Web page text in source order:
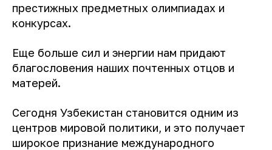
престижных предметных олимпиадах и
конкурсах.
Еще больше сил и энергии нам придают
благословения наших почтенных отцов и
матерей.
Сегодня Узбекистан становится одним из
центров мировой политики, и это получает
широкое признание международного